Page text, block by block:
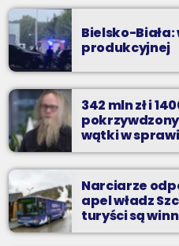
Bielsko-
produkcyjnej
342 mln zł i
wątki w
z Bielska-
Narciarze
apel władz
turyści są